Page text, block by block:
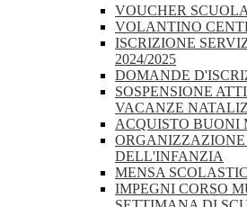
VOUCHER
VOLANTINO
ISCRIZIONE
2024/2025
DOMANDE
SOSPENSIONE
VACANZE
ACQUISTO BUONI
ORGANIZZAZIONE
DELL'INFANZIA
MENSA
IMPEGNI CORSO